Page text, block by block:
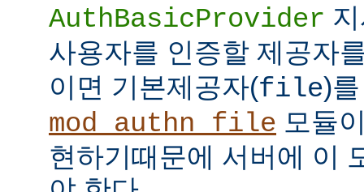
AuthBasicProvider
사용자를 인증할 제공자
이면 기본제공자(file)
mod_authn_file 모듈
현하기때문에 서버에 이